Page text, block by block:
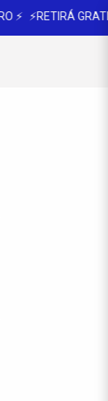
⚡ ⚡RETIRÁ